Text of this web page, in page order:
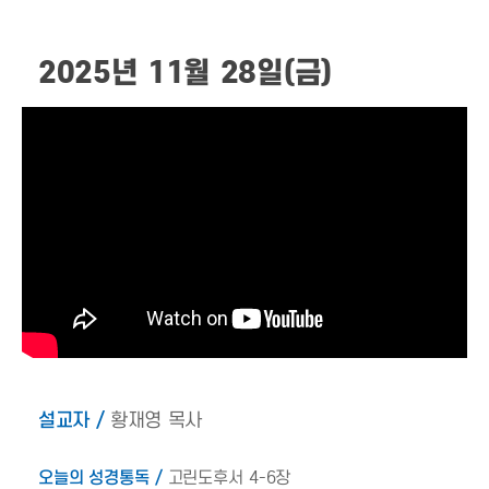
2025년 11월 28일(금)
설교자 /황재영 목사
오늘의 성경통독 /고린도후서 4-6장